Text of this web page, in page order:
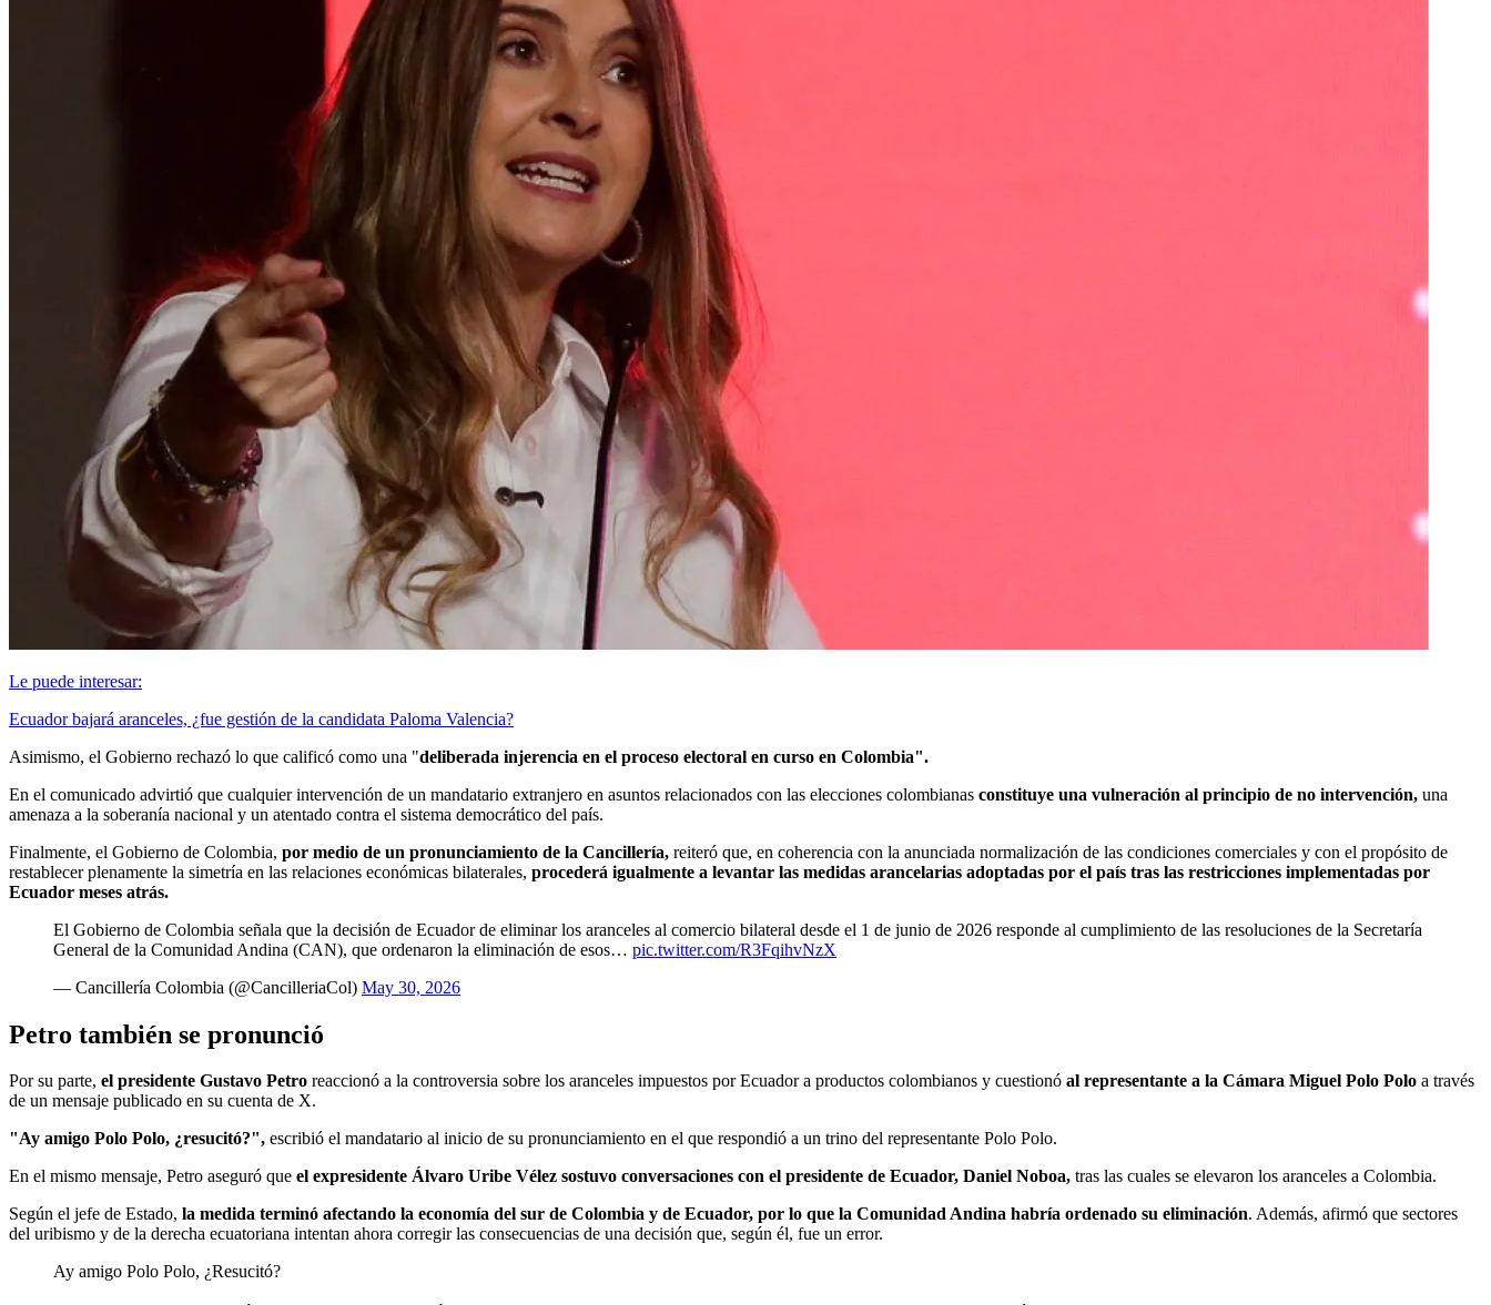
Le puede interesar:
Ecuador bajará aranceles, ¿fue gestión de la candidata Paloma Valencia?
Asimismo, el Gobierno rechazó lo que calificó como una "deliberada injerencia en el proceso electoral en curso en Colombia".
En el comunicado advirtió que cualquier intervención de un mandatario extranjero en asuntos relacionados con las elecciones colombianas constituye una vulneración al principio de no intervención, una
amenaza a la soberanía nacional y un atentado contra el sistema democrático del país.
Finalmente, el Gobierno de Colombia, por medio de un pronunciamiento de la Cancillería, reiteró que, en coherencia con la anunciada normalización de las condiciones comerciales y con el propósito de
restablecer plenamente la simetría en las relaciones económicas bilaterales, procederá igualmente a levantar las medidas arancelarias adoptadas por el país tras las restricciones implementadas por
Ecuador meses atrás.
El Gobierno de Colombia señala que la decisión de Ecuador de eliminar los aranceles al comercio bilateral desde el 1 de junio de 2026 responde al cumplimiento de las resoluciones de la Secretaría
General de la Comunidad Andina (CAN), que ordenaron la eliminación de esos… pic.twitter.com/R3FqihvNzX
— Cancillería Colombia (@CancilleriaCol) May 30, 2026
Petro también se pronunció
Por su parte, el presidente Gustavo Petro reaccionó a la controversia sobre los aranceles impuestos por Ecuador a productos colombianos y cuestionó al representante a la Cámara Miguel Polo Polo a través
de un mensaje publicado en su cuenta de X.
"Ay amigo Polo Polo, ¿resucitó?", escribió el mandatario al inicio de su pronunciamiento en el que respondió a un trino del representante Polo Polo.
En el mismo mensaje, Petro aseguró que el expresidente Álvaro Uribe Vélez sostuvo conversaciones con el presidente de Ecuador, Daniel Noboa, tras las cuales se elevaron los aranceles a Colombia.
Según el jefe de Estado, la medida terminó afectando la economía del sur de Colombia y de Ecuador, por lo que la Comunidad Andina habría ordenado su eliminación. Además, afirmó que sectores
del uribismo y de la derecha ecuatoriana intentan ahora corregir las consecuencias de una decisión que, según él, fue un error.
Ay amigo Polo Polo, ¿Resucitó?